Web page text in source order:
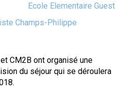
Ecole Elementaire Guest
Champs-Philippe
CM2B ont organisé une
du séjour qui se déroulera